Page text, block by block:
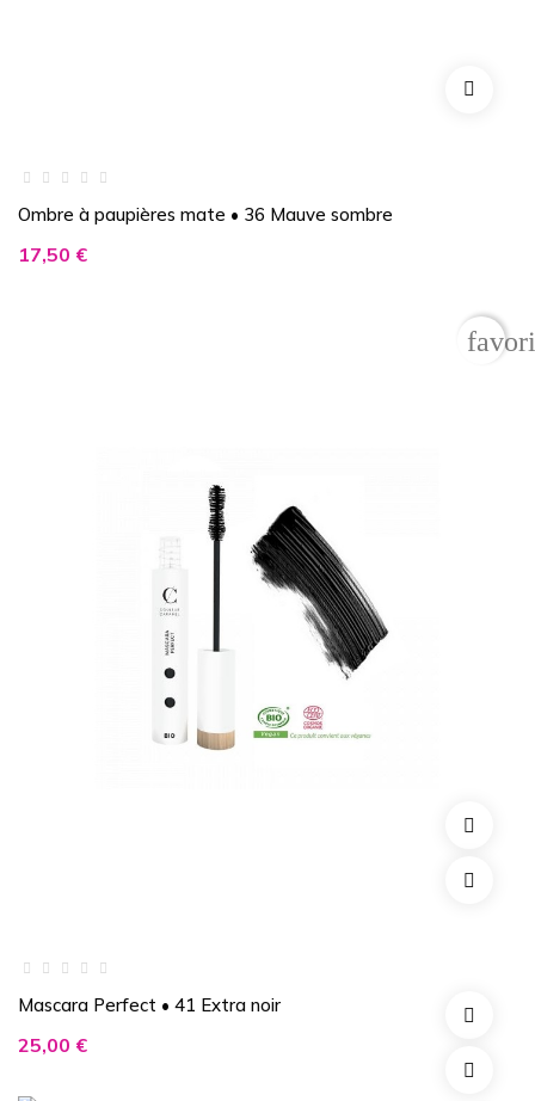
Ombre à paupières mate • 36 Mauve sombre
Prix
17,50 €
Mascara Perfect • 41 Extra noir
Prix
25,00 €